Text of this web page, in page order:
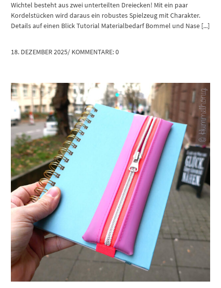
Wichtel besteht aus zwei unterteilten Dreiecken! Mit ein paar
Kordelstücken wird daraus ein robustes Spielzeug mit Charakter.
Details auf einen Blick Tutorial Materialbedarf Bommel und Nase [...]
18. DEZEMBER 2025/ KOMMENTARE: 0